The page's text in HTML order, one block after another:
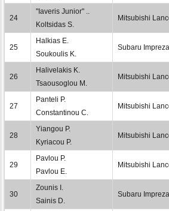
24
"Iaveris Junior" ..
Koltsidas S.
Mitsubishi
25
Halkias E.
Soukoulis K.
Subaru Impreza
26
Halivelakis K.
Tsaousoglou M.
Mitsubishi
27
Panteli P.
Constantinou C.
Mitsubishi
28
Yiangou P.
Kyriacou P.
Mitsubishi
29
Pavlou P.
Pavlou E.
Mitsubishi
30
Zounis I.
Sainis D.
Subaru Impreza